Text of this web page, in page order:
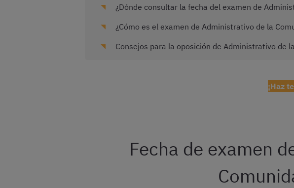
¿Dónde consultar la fecha del examen de
¿Cómo es el examen de Administrativo de la
Consejos para la oposición de Administrativo de
¡Haz
Fecha de examen